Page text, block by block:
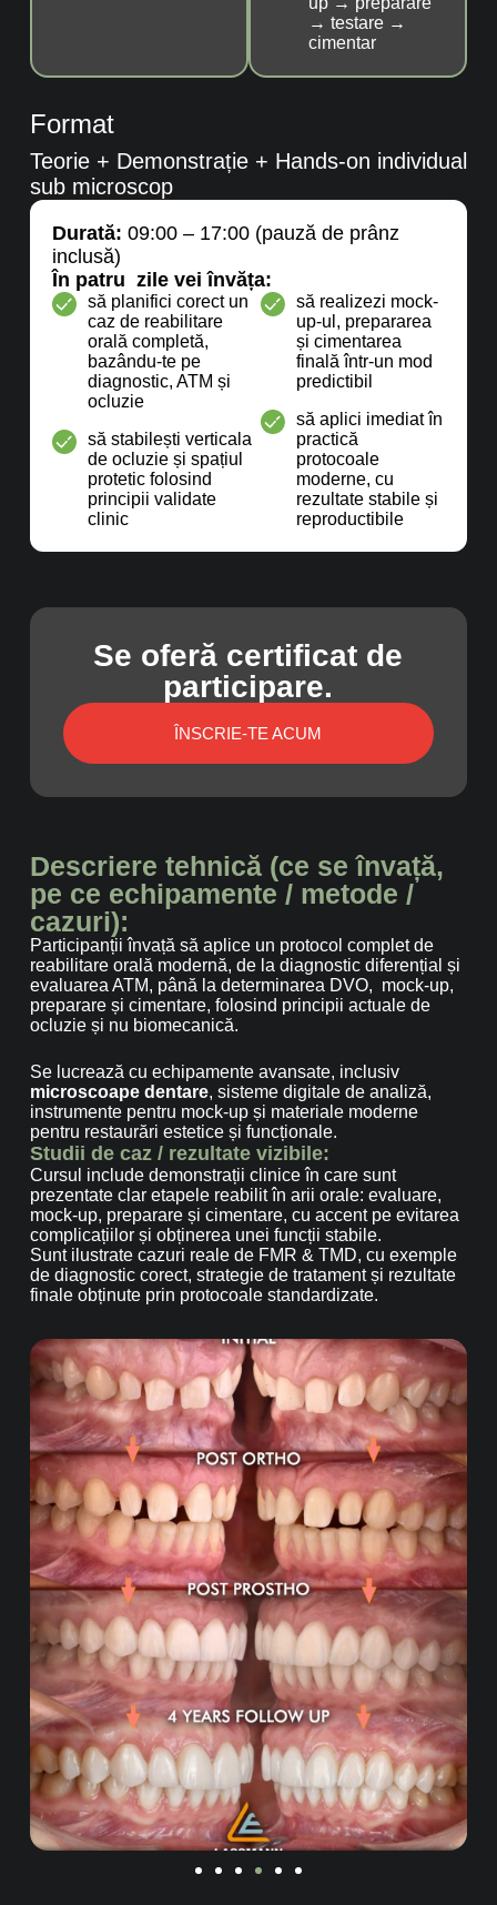
→ testare →
cimentar
Format
Teorie + Demonstrație + Hands-on individual
sub microscop
Durată: 09:00 – 17:00 (pauză de prânz
inclusă)
În patru zile vei învăța:
să planifici corect un
caz de reabilitare
orală completă,
bazându-te pe
diagnostic, ATM și
ocluzie
să stabilești verticala
de ocluzie și spațiul
protetic folosind
principii validate
clinic
să realizezi mock-
up-ul, prepararea
și cimentarea
finală într-un mod
predictibil
să aplici imediat în
practică
protocoale
moderne, cu
rezultate stabile și
reproductibile
Se oferă certificat de
participare.
ÎNSCRIE-TE ACUM
Descriere tehnică (ce se învață,
pe ce echipamente / metode /
cazuri):
Participanții învață să aplice un protocol complet de
reabilitare orală modernă, de la diagnostic diferențial și
evaluarea ATM, până la determinarea DVO, mock-up,
preparare și cimentare, folosind principii actuale de
ocluzie și nu biomecanică.
Se lucrează cu echipamente avansate, inclusiv
microscoape dentare, sisteme digitale de analiză,
instrumente pentru mock-up și materiale moderne
pentru restaurări estetice și funcționale.
Studii de caz / rezultate vizibile:
Cursul include demonstrații clinice în care sunt
prezentate clar etapele reabilit în arii orale: evaluare,
mock-up, preparare și cimentare, cu accent pe evitarea
complicațiilor și obținerea unei funcții stabile.
Sunt ilustrate cazuri reale de FMR & TMD, cu exemple
de diagnostic corect, strategie de tratament și rezultate
finale obținute prin protocoale standardizate.